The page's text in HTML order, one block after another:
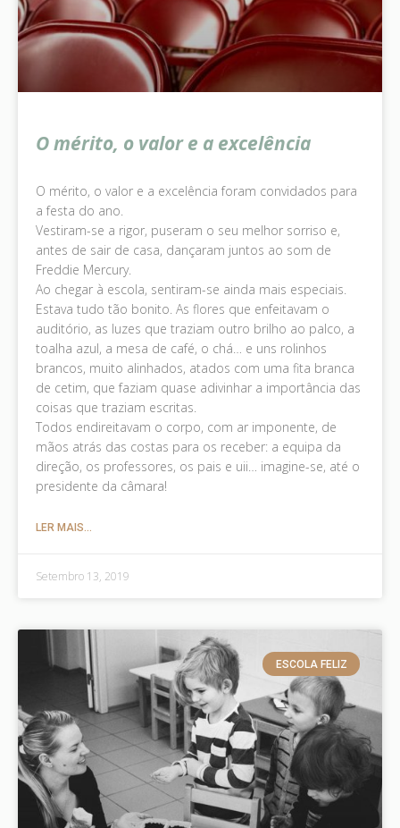
O mérito, o valor e a excelência
O mérito, o valor e a excelência foram convidados para
a festa do ano.
Vestiram-se a rigor, puseram o seu melhor sorriso e,
antes de sair de casa, dançaram juntos ao som de
Freddie Mercury.
Ao chegar à escola, sentiram-se ainda mais especiais.
Estava tudo tão bonito. As flores que enfeitavam o
auditório, as luzes que traziam outro brilho ao palco, a
toalha azul, a mesa de café, o chá… e uns rolinhos
brancos, muito alinhados, atados com uma fita branca
de cetim, que faziam quase adivinhar a importância das
coisas que traziam escritas.
Todos endireitavam o corpo, com ar imponente, de
mãos atrás das costas para os receber: a equipa da
direção, os professores, os pais e uii… imagine-se, até o
presidente da câmara!
LER MAIS...
Setembro 13, 2019
ESCOLA FELIZ